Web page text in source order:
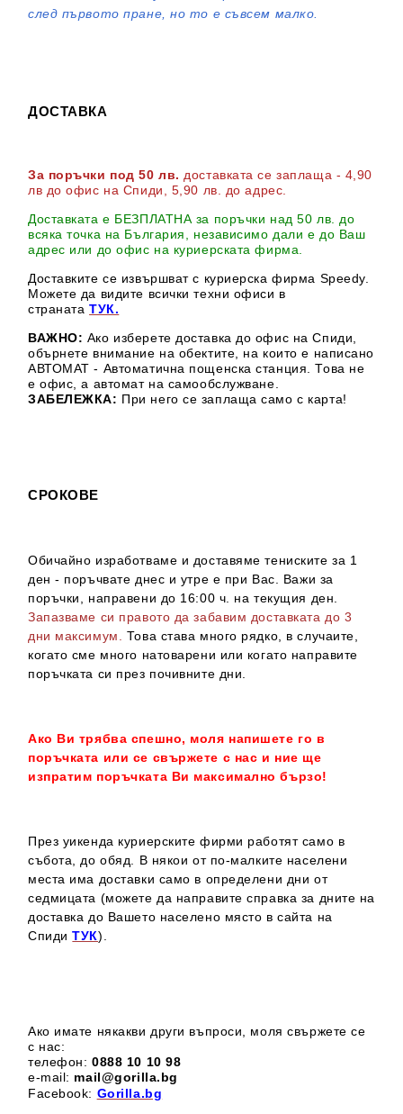
след първото пране, но то е съвсем малко.
ДОСТАВКА
За поръчки под 50 лв. доставката се заплаща - 4,90
лв до офис на Спиди
, 5,90 лв. до адрес
Доставката е БЕЗПЛАТНА за поръчки над 50 лв. до
всяка точка на България, независимо дали е до Ваш
адрес или до офис на куриерската фирма.
Доставките се извършват с куриерска фирма Speedy.
Можете да видите всички техни офиси в
страната ТУК.
ВАЖНО: Ако изберете доставка до офис на Спиди,
обърнете внимание на обектите, на които е написано
АВТОМАТ - Автоматична пощенска станция. Това не
е офис, а автомат на самообслужване.
ЗАБЕЛЕЖКА: При него се заплаща само с карта!
СРОКОВЕ
Обичайно изработваме и доставяме тениските за 1
ден - поръчвате днес и утре е при Вас. Важи за
поръчки, направени до 16:00 ч. на текущия ден.
Запазваме си правото да забавим доставката до 3
дни максимум.
Това става много рядко, в случаите,
когато сме много натоварени или когато направите
поръчката си през почивните дни.
Ако Ви трябва спешно, моля напишете го в
поръчката или се свържете с нас и ние ще
изпратим поръчката Ви максимално бързо!
През уикенда куриерските фирми работят само в
събота, до обяд. В някои от по-малките населени
места има доставки само в определени дни от
седмицата (можете да направите справка за дните на
доставка до Вашето населено място в сайта на
СпидиТУК).
Ако имате някакви други въпроси, моля свържете се
с нас:
телефон:0888 10 10 98
e-mail: mail@gorilla.bg
Facebook: Gorilla.bg